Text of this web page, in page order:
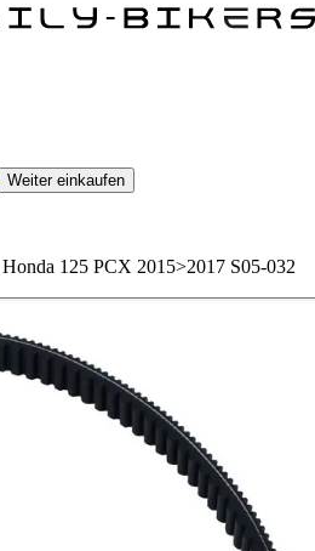
Weiter einkaufen
125 PCX 2015>2017 S05-032